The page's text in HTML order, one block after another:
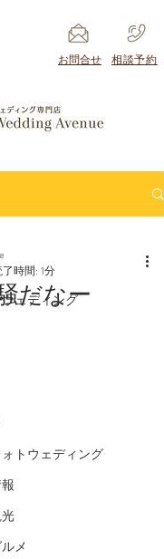
​お問合せ ​相談予約
ェディング
トウェディング
メ
だなー
時間: 1分